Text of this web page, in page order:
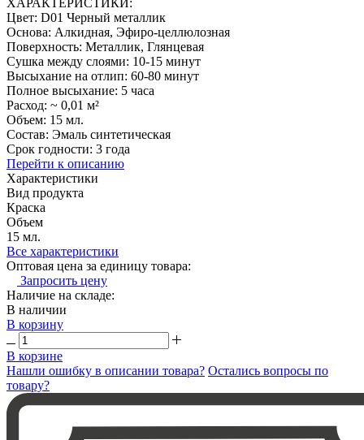
Цвет: D01 Черный металлик
Основа: Алкидная, Эфиро-целлюлозная
Поверхность: Металлик, Глянцевая
Сушка между слоями: 10-15 минут
Высыхание на отлип: 60-80 минут
Полное высыхание: 5 часа
Расход: ~ 0,01 м²
Объем: 15 мл.
Состав: Эмаль синтетическая
Срок годности: 3 года
Перейти к описанию
Характеристики
Вид продукта
Краска
Объем
15 мл.
Все характеристики
Оптовая цена за единицу товара:
Запросить цену
Наличие на складе:
В наличии
В корзину
В корзине
Нашли ошибку в описании товара? Остались вопросы по
товару?